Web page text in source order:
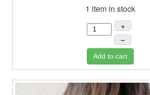
1 item in stock
+
–
Add to cart